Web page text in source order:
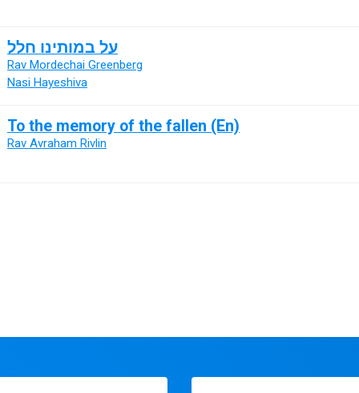
על במותינו חלל
Rav Mordechai Greenberg
Nasi Hayeshiva
To the memory of the fallen (En)
Rav Avraham Rivlin